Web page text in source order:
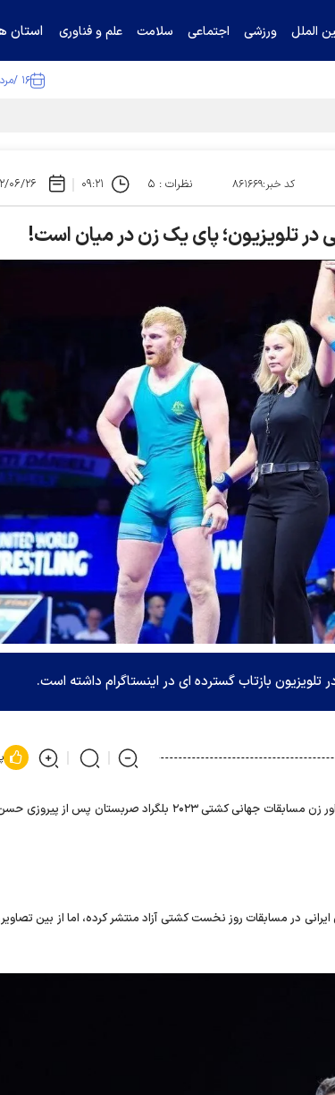
الملل ورزشی اجتماعی سلامت علم و فناوری استان
۱۶ /مرداد /۱۴۰۵
کد خبر:۸۶۱۶۶۹ نظرات : ۵ ۰۹:۲۱ ۱۴۰۲/
تلویزیون؛ پای یک زن در میان است!
بازتاب گسترده ای در اینستاگرام داشته است.
در این تصویر که در شبکه های اجتماعی فراگیر شده، داور زن مسابقات جهانی کشتی ۲۰۲۳ بلگراد صربستان
در مسابقات روز نخست کشتی آزاد منتشر کرده، اما از بین